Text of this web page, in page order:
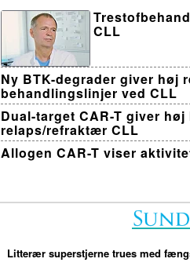
CLL
Ny BTK-degrader giver høj
behandlingslinjer ved CLL
Dual-target CAR-T giver
relaps/refraktær CLL
Allogen CAR-T viser
Litterær superstjerne trues med